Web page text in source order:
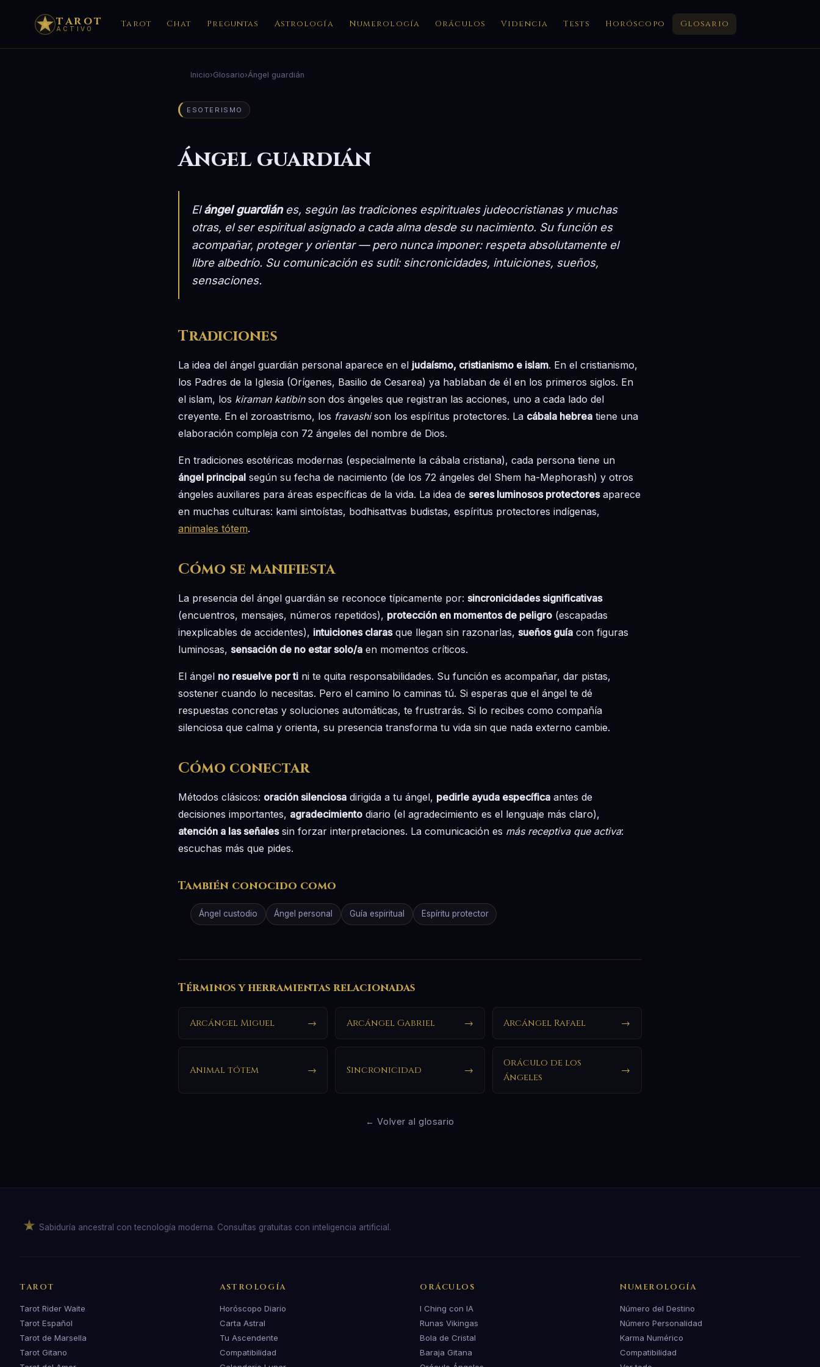
TAROT
ACTIVO Tarot Chat Preguntas Astrología Numerología Oráculos Videncia Tests Horóscopo Glosario
Inicio›Glosario›Ángel guardián
ESOTERISMO
Ángel guardián
Elángel guardiánes, según las tradiciones espirituales judeocristianas y muchas
otras, el ser espiritual asignado a cada alma desde su nacimiento. Su función es
acompañar, proteger y orientar — pero nunca imponer: respeta absolutamente el
libre albedrío. Su comunicación es sutil: sincronicidades, intuiciones, sueños,
sensaciones.
Tradiciones
La idea del ángel guardián personal aparece en el judaísmo, cristianismo e islam. En el cristianismo,
los Padres de la Iglesia (Orígenes, Basilio de Cesarea) ya hablaban de él en los primeros siglos. En
el islam, los kiraman katibinson dos ángeles que registran las acciones, uno a cada lado del
creyente. En el zoroastrismo, los fravashison los espíritus protectores. La cábala hebrea tiene una
elaboración compleja con 72 ángeles del nombre de Dios.
En tradiciones esotéricas modernas (especialmente la cábala cristiana), cada persona tiene un
ángel principal según su fecha de nacimiento (de los 72 ángeles del Shem ha-Mephorash) y otros
ángeles auxiliares para áreas específicas de la vida. La idea de seres luminosos protectoresaparece
en muchas culturas: kami sintoístas, bodhisattvas budistas, espíritus protectores indígenas,
animales tótem.
Cómo se manifiesta
La presencia del ángel guardián se reconoce típicamente por: sincronicidades significativas
(encuentros, mensajes, números repetidos), protección en momentos de peligro (escapadas
inexplicables de accidentes), intuiciones clarasque llegan sin razonarlas, sueños guía con figuras
luminosas, sensación de no estar solo/a en momentos críticos.
El ángel no resuelve por ti ni te quita responsabilidades. Su función es acompañar, dar pistas,
sostener cuando lo necesitas. Pero el camino lo caminas tú. Si esperas que el ángel te dé
respuestas concretas y soluciones automáticas, te frustrarás. Si lo recibes como compañía
silenciosa que calma y orienta, su presencia transforma tu vida sin que nada externo cambie.
Cómo conectar
Métodos clásicos: oración silenciosa dirigida a tu ángel, pedirle ayuda específica antes de
decisiones importantes, agradecimiento diario (el agradecimiento es el lenguaje más claro),
atención a las señalessin forzar interpretaciones. La comunicación es más receptiva que activa:
escuchas más que pides.
También conocido como
Ángel custodio Ángel personal Guía espiritual Espíritu protector
Términos y herramientas relacionadas
Arcángel Miguel → Arcángel Gabriel → Arcángel Rafael →
Animal tótem → Sincronicidad →
Oráculo de los
Ángeles
→
← Volver al glosario
Sabiduría ancestral con tecnología moderna. Consultas gratuitas con inteligencia artificial.
TAROT
Tarot Rider Waite
Tarot Español
Tarot de Marsella
Tarot Gitano
ASTROLOGÍA
Horóscopo Diario
Carta Astral
Tu Ascendente
Compatibilidad
ORÁCULOS
I Ching con IA
Runas Vikingas
Bola de Cristal
Baraja Gitana
NUMEROLOGÍA
Número del Destino
Número Personalidad
Karma Numérico
Compatibilidad